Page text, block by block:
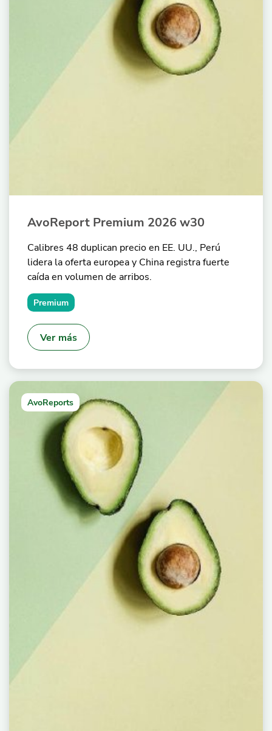
AvoReport Premium 2026 w30
Calibres 48 duplican precio en EE. UU., Perú
lidera la oferta europea y China registra fuerte
caída en volumen de arribos.
Premium
Ver más
AvoReports